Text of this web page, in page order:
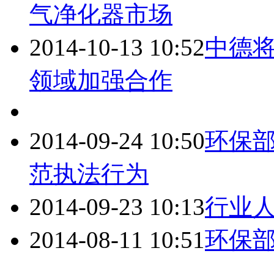
气净化器市场
2014-10-13 10:52中德
领域加强合作
2014-09-24 10:50环保
范执法行为
2014-09-23 10:13行业
2014-08-11 10:51环保